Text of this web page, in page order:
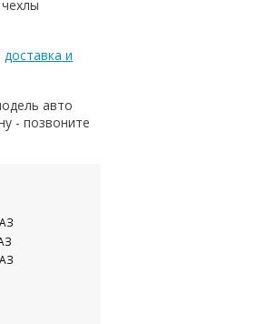
доставка и
авто
- позвоните